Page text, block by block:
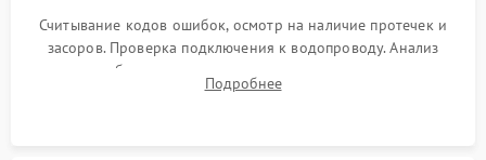
Считывание кодов ошибок, осмотр на наличие протечек и
засоров. Проверка подключения к водопроводу. Анализ
жалоб на отсутствие слива, нагрева, вращения
разбрызгивателей или срабатывание системы защиты
Подробнее